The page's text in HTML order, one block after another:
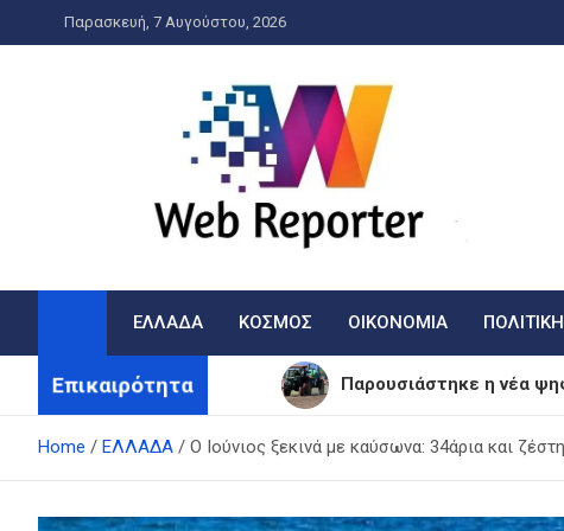
to
Παρασκευή, 7 Αυγούστου, 2026
WebReporter
ΕΛΛΑΔΑ ΚΟΣΜΟΣ ΟΙΚΟΝΟΜΙΑ ΠΟΛΙΤΙΚΗ
Επικαιρότητα Παρουσιάστηκε η νέα
Ελλάδα: Έφτασε η
Home ΕΛΛΑΔΑ Ο Ιούνιος ξεκινά με καύσωνα: 34άρια και